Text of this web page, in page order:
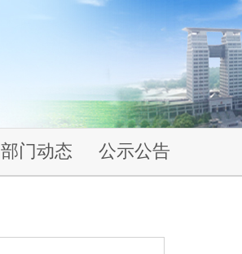
部门动态 公示公告